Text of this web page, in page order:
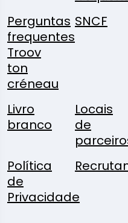
Perguntas
frequentes
Troov
ton
créneau
SNCF
Livro
branco
Locais
de
Política
de
Privacidade